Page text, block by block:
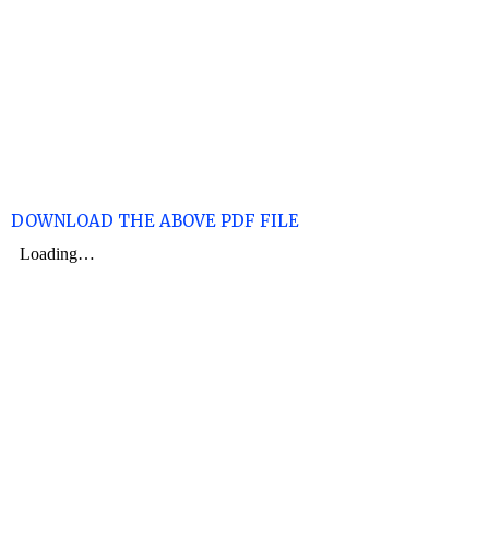
DOWNLOAD THE ABOVE PDF FILE